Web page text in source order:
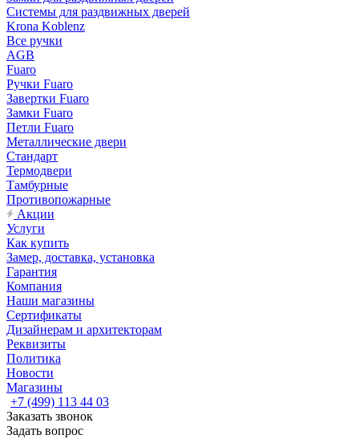
Системы для раздвижных дверей
Krona Koblenz
Все ручки
AGB
Fuaro
Ручки Fuaro
Завертки Fuaro
Замки Fuaro
Петли Fuaro
Металлические двери
Стандарт
Термодвери
Тамбурные
Противопожарные
Акции
Услуги
Как купить
Замер, доставка, установка
Гарантия
Компания
Наши магазины
Сертификаты
Дизайнерам и архитекторам
Реквизиты
Политика
Новости
Магазины
+7 (499) 113 44 03
Заказать звонок
Задать вопрос